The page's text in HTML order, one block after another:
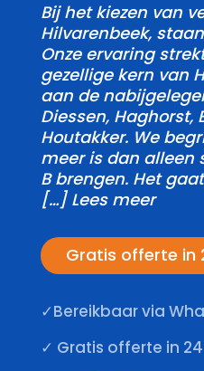
Bij het kiezen van
Hilvarenbeek,
Onze ervaring
gezellige kern van
aan de
Diessen, Haghorst,
Houtakker.​ We
meer is dan alleen
B brengen.​ Het
[…] Lees meer
Gratis offerte in
✓Bereikbaar via
✓ Gratis offerte in